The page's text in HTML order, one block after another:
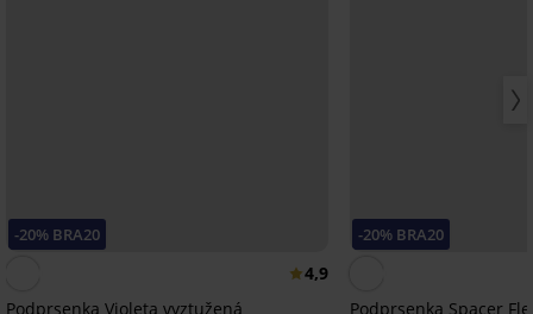
-20% BRA20
4,9
Podprsenka Violeta vyztužená
-20% BRA20
Podprsenka Spacer